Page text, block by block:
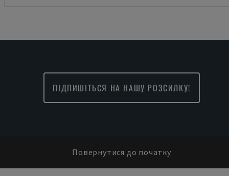
ПІДПИШІТЬСЯ НА НАШУ РОЗСИЛКУ!
Повернутися до початку